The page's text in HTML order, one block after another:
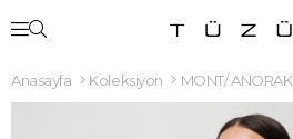
Anasayfa Koleksiyon MONT/ ANORAK